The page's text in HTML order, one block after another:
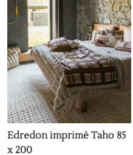
la
Edredon imprimé Taho 85
x 200